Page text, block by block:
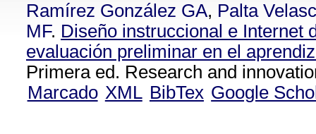
Ramírez González GA, Palta
MF. Diseño instruccional e Internet
evaluación preliminar en el
Primera ed. Research and
Marcado XML BibTex Google